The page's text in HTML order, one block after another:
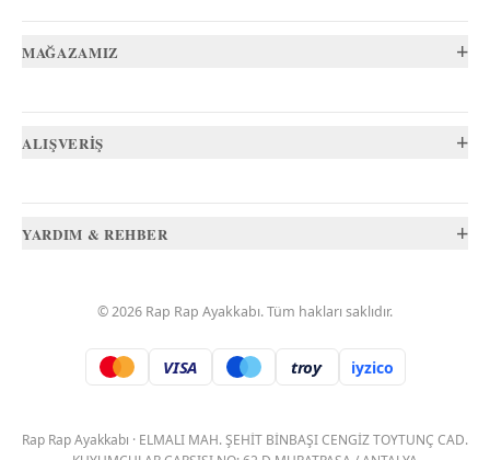
MAĞAZAMIZ +
ALIŞVERİŞ +
YARDIM & REHBER +
©2026 Rap Rap Ayakkabı. Tüm hakları saklıdır.
VISA troy. iyzico
Rap Rap Ayakkabı · ELMALI MAH. ŞEHİT BİNBAŞI CENGİZ TOYTUNÇ CAD.